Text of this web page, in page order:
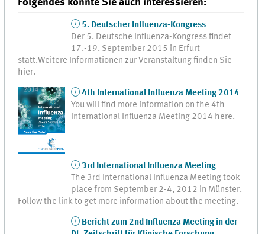
Folgendes könnte Sie auch interessieren:
5. Deutscher Influenza-Kongress
Der 5. Deutsche Influenza-Kongress findet
17.-19. September 2015 in Erfurt
statt.Weitere Informationen zur Veranstaltung finden Sie
hier.
4th International Influenza Meeting 2014
You will find more information on the 4th
International Influenza Meeting 2014 here.
3rd International Influenza Meeting
The 3rd International Influenza Meeting took
place from September 2-4, 2012 in Münster.
Follow the link to get more information about the meeting.
Bericht zum 2nd Influenza Meeting in der